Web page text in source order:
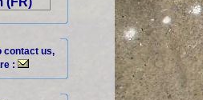
contact us,
: